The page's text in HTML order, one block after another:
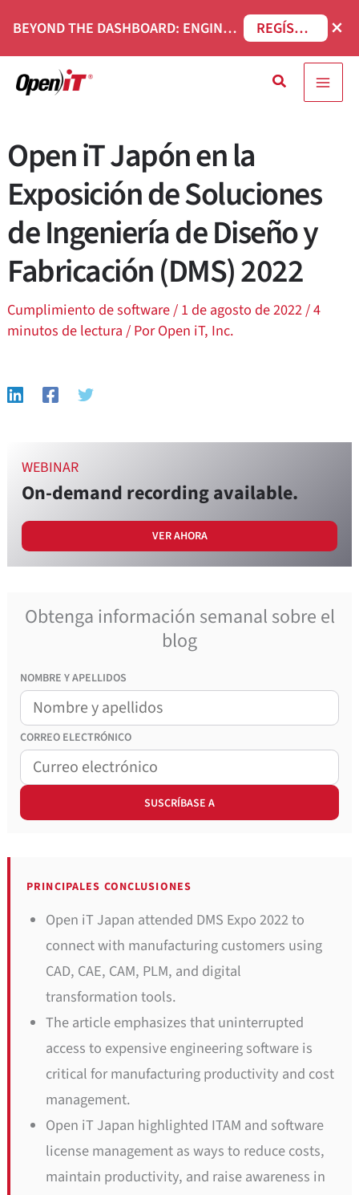
contenido
BEYOND THE DASHBOARD: ENGINEERING SOFTWARE IN SERVICENOW WEBINAR REGÍSTRESE AHORA ×
Buscar
Open iT Japón en la
Exposición de Soluciones
de Ingeniería de Diseño y
Fabricación (DMS) 2022
Cumplimiento de software/1 de agosto de 2022/4
minutos de lectura/ PorOpen iT, Inc.
PRINCIPALES CONCLUSIONES
Open iT Japan attended DMS Expo 2022 to
connect with manufacturing customers using
CAD, CAE, CAM, PLM, and digital
transformation tools.
The article emphasizes that uninterrupted
access to expensive engineering software is
critical for manufacturing productivity and cost
management.
Open iT Japan highlighted ITAM and software
license management as ways to reduce costs,
maintain productivity, and raise awareness in
WEBINAR
On-demand recording available.
VER AHORA
Obtenga información semanal sobre el
blog
NOMBRE Y APELLIDOS
CORREO ELECTRÓNICO